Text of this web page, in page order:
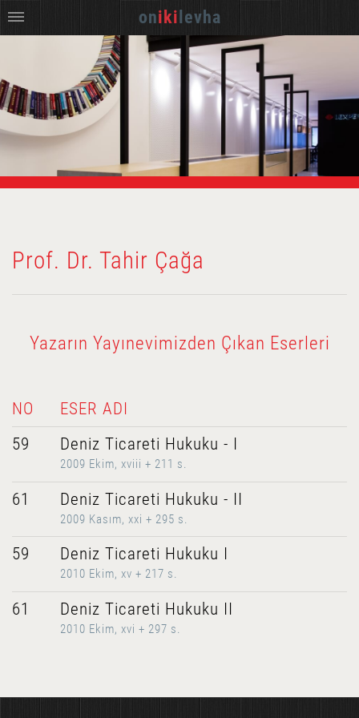
Prof. Dr. Tahir Çağa
Yazarın Yayınevimizden Çıkan Eserleri
NO
ESER ADI
59
Deniz Ticareti Hukuku - I
2009 Ekim, xviii + 211 s.
61 Deniz Ticareti Hukuku - II
2009 Kasım, xxi + 295 s.
59 Deniz Ticareti Hukuku I
2010 Ekim, xv + 217 s.
61 Deniz Ticareti Hukuku II
2010 Ekim, xvi + 297 s.
oniki levha